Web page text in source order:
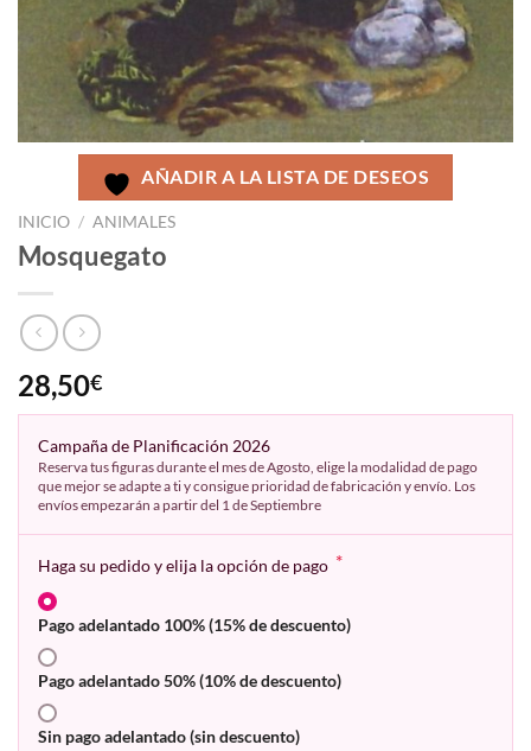
AÑADIR A LA LISTA DE DESEOS
INICIO / ANIMALES
Mosquegato
28,50€
Campaña de Planificación 2026
Reserva tus figuras durante el mes de Agosto, elige la modalidad de pago
que mejor se adapte a ti y consigue prioridad de fabricación y envío. Los
envíos empezarán a partir del 1 de Septiembre
Haga su pedido y elija la opción de pago *
Pago adelantado 100% (15% de descuento)
Pago adelantado 50% (10% de descuento)
Sin pago adelantado (sin descuento)